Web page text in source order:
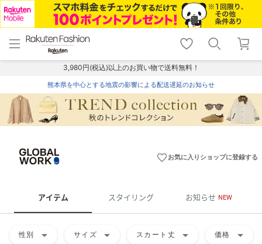
menu home
トップ
shopping_cart lock_outline
ログイン
3,980円(税込)以上のお買い物で送料無料！
熊本県を中心とする地震の影響による配送遅延のお知らせ
favorite_borderお気に入りショップに登録する
アイテム スタイリング お知らせ NEW
性別 arrow_drop_down サイズ arrow_drop_down スカート丈 arrow_drop_down 価格 arrow_drop_down